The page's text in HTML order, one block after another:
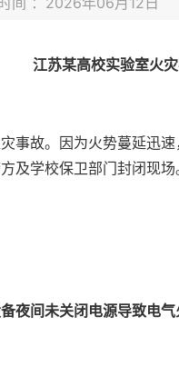
江苏某高校实验室火灾
事故。因为火势蔓延迅
及学校保卫部门封闭现
夜间未关闭电源导致电